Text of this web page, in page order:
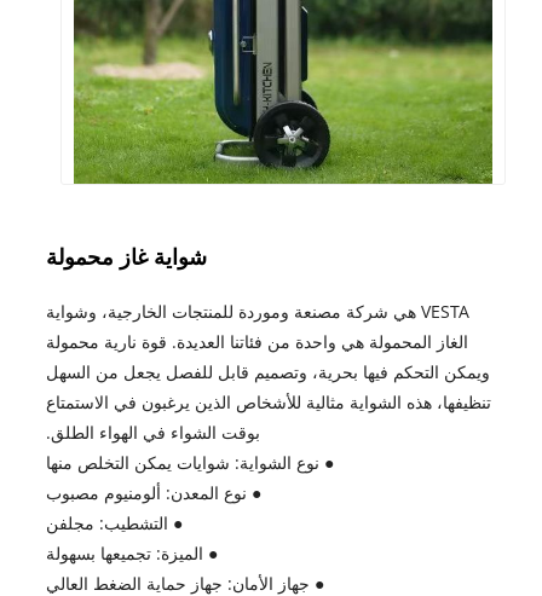
شواية غاز محمولة
VESTA هي شركة مصنعة وموردة للمنتجات الخارجية، وشواية
الغاز المحمولة هي واحدة من فئاتنا العديدة. قوة نارية محمولة
ويمكن التحكم فيها بحرية، وتصميم قابل للفصل يجعل من السهل
تنظيفها، هذه الشواية مثالية للأشخاص الذين يرغبون في الاستمتاع
بوقت الشواء في الهواء الطلق.
● نوع الشواية: شوايات يمكن التخلص منها
● نوع المعدن: ألومنيوم مصبوب
● التشطيب: مجلفن
● الميزة: تجميعها بسهولة
● جهاز الأمان: جهاز حماية الضغط العالي